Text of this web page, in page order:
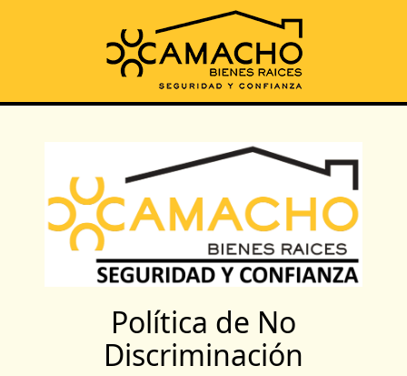
Política de No
Discriminación